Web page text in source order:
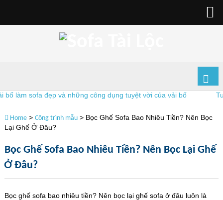
sofa đẹp và những công dụng tuyệt vời của vải bố
Home> Công trình mẫu> Bọc Ghế Sofa Bao Nhiêu Tiền? Nên Bọc
Lại Ghế Ở Đâu?
Bọc Ghế Sofa Bao Nhiêu Tiền? Nên Bọc Lại Ghế
Ở Đâu?
Bọc ghế sofa bao nhiêu tiền? Nên bọc lại ghế sofa ở đâu luôn là